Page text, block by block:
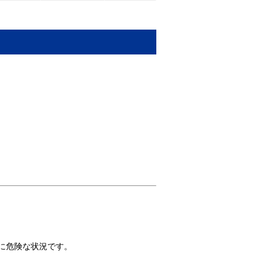
険な状況です。